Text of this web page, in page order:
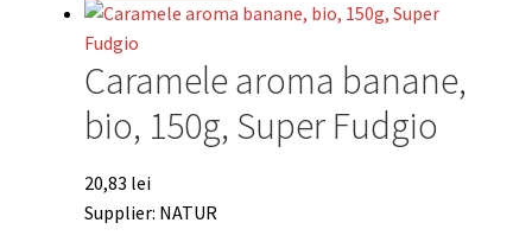
Caramele aroma banane,
bio, 150g, Super Fudgio
20,83 lei
Supplier: NATUR